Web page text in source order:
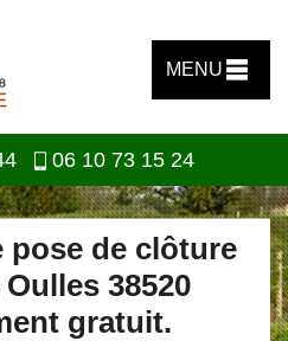
MENU
06 10 73 15 24
pose de clôture
38520
gratuit.